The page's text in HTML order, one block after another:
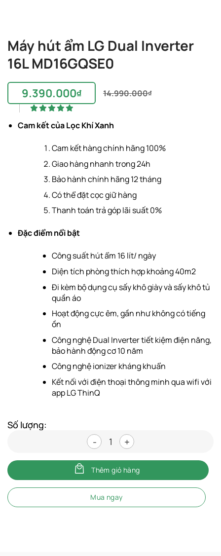
Máy hút ẩm LG Dual Inverter
16L MD16GQSE0
14.990.000₫
Giá
gốc
là:
14.990.000₫.
9.390.000₫
Giá
hiện
tại
là:
9.390.000₫.
Cam kết của Lọc Khí Xanh
Cam kết hàng chính hãng 100%
Giao hàng nhanh trong 24h
Bảo hành chính hãng 12 tháng
Có thể đặt cọc giữ hàng
Thanh toán trả góp lãi suất 0%
Đặc điểm nổi bật
Công suất hút ẩm 16 lít/ ngày
Diện tích phòng thích hợp khoảng 40m2
Đi kèm bộ dụng cụ sấy khô giày và sấy khô tủ
quần áo
Hoạt động cực êm, gần như không có tiếng
ồn
Công nghệ Dual Inverter tiết kiệm điện năng,
bảo hành động cơ 10 năm
Công nghệ ionizer kháng khuẩn
Kết nối với điện thoại thông minh qua wifi với
app LG ThinQ
Số lượng:
Máy hút ẩm LG Dual Inverter 16L
Thêm giỏ hàng
Mua ngay